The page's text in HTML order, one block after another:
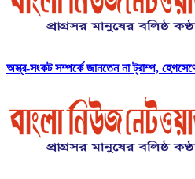
অস্ত্র-সংকট সম্পর্কে জানতেন না ট্রাম্প,